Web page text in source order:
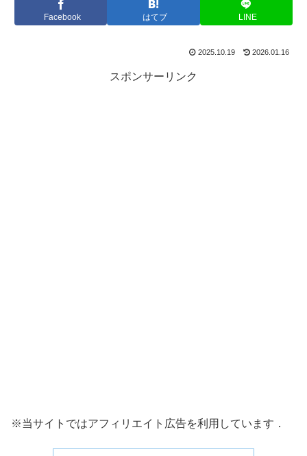
Facebook はてブ LINE
2025.10.19 2026.01.16
スポンサーリンク
※当サイトではアフィリエイト広告を利用しています．